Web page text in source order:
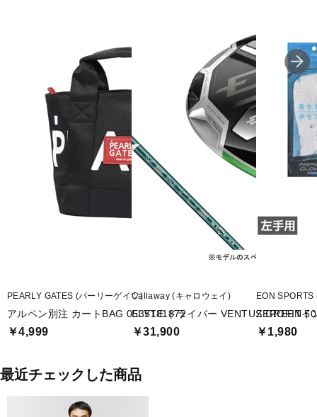
PEARLY GATES (パーリーゲイツ)
アルペン別注 カートBAG 0535181872
￥4,999
Callaway (キャロウェイ)
ELYTE ドライバー VENTUS GREEN
￥31,900
EON SPORTS
ZEROFITイ
￥1,980
最近チェックした商品